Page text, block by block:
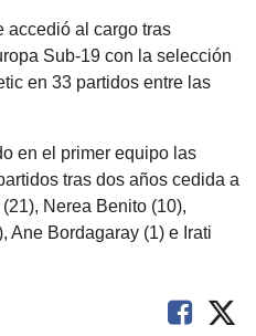
accedió al cargo tras
Sub-19 con la selección
en 33 partidos entre las
en el primer equipo las
tras dos años cedida a
Nerea Benito (10),
Ane Bordagaray (1) e Irati